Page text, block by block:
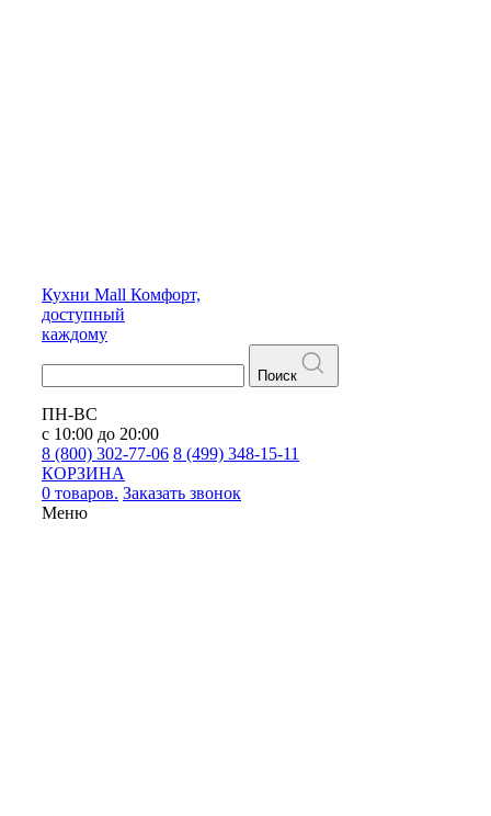
Кухни Mall Комфорт,
доступный
каждому
Поиск
ПН-ВС
с 10:00 до 20:00
8 (800) 302-77-06 8 (499) 348-15-11
КОРЗИНА
0 товаров. Заказать звонок
Меню